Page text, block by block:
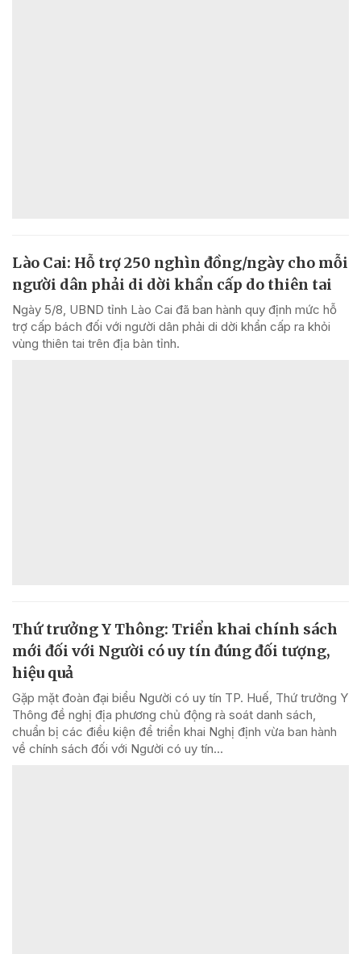
Lào Cai: Hỗ trợ 250 nghìn đồng/ngày cho mỗi
người dân phải di dời khẩn cấp do thiên tai
Ngày 5/8, UBND tỉnh Lào Cai đã ban hành quy định mức hỗ
trợ cấp bách đối với người dân phải di dời khẩn cấp ra khỏi
vùng thiên tai trên địa bàn tỉnh.
Thứ trưởng Y Thông: Triển khai chính sách
mới đối với Người có uy tín đúng đối tượng,
hiệu quả
Gặp mặt đoàn đại biểu Người có uy tín TP. Huế, Thứ trưởng Y
Thông đề nghị địa phương chủ động rà soát danh sách,
chuẩn bị các điều kiện để triển khai Nghị định vừa ban hành
về chính sách đối với Người có uy tín...